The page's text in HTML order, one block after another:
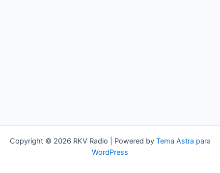
Copyright © 2026 RKV Radio | Powered by Tema Astra para
WordPress